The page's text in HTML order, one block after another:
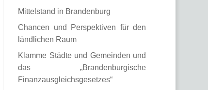
Mittelstand in Brandenburg
Chancen und Perspektiven für den
ländlichen Raum
Klamme Städte und Gemeinden und
das „Brandenburgische
Finanzausgleichsgesetzes“